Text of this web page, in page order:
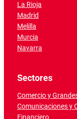
La Rioja
Madrid
Melilla
Murcia
Navarra
Sectores
Comercio y
Comunicaciones y
Financiero